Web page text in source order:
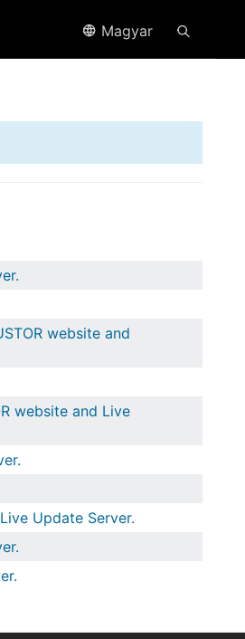
Magyar
website and
website and Live
Update Server.